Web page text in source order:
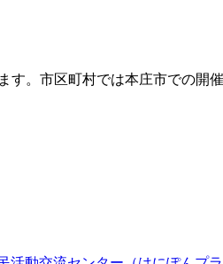
。市区町村では本庄市での開